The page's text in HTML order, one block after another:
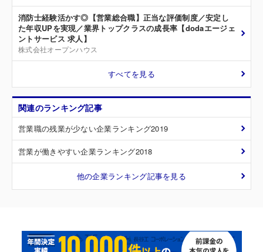
消防士経験活かす◎【営業総合職】正当な評価制度／安定し
た年収UPを実現／業界トップクラスの成長率【dodaエージェ
ントサービス 求人】
株式会社オープンハウス
すべてを見る
関連のランキング記事
営業職の残業が少ない企業ランキング2019
営業が働きやすい企業ランキング2018
他の企業ランキング記事を見る